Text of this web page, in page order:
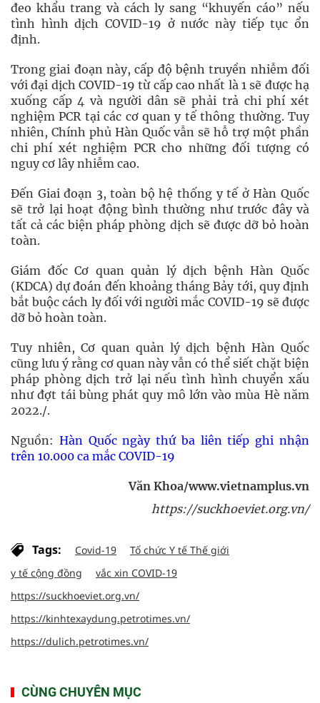
đeo khẩu trang và cách ly sang “khuyến cáo” nếu
tình hình dịch COVID-19 ở nước này tiếp tục ổn
định.
Trong giai đoạn này, cấp độ bệnh truyền nhiễm đối
với đại dịch COVID-19 từ cấp cao nhất là 1 sẽ được hạ
xuống cấp 4 và người dân sẽ phải trả chi phí xét
nghiệm PCR tại các cơ quan y tế thông thường. Tuy
nhiên, Chính phủ Hàn Quốc vẫn sẽ hỗ trợ một phần
chi phí xét nghiệm PCR cho những đối tượng có
nguy cơ lây nhiễm cao.
Đến Giai đoạn 3, toàn bộ hệ thống y tế ở Hàn Quốc
sẽ trở lại hoạt động bình thường như trước đây và
tất cả các biện pháp phòng dịch sẽ được dỡ bỏ hoàn
toàn.
Giám đốc Cơ quan quản lý dịch bệnh Hàn Quốc
(KDCA) dự đoán đến khoảng tháng Bảy tới, quy định
bắt buộc cách ly đối với người mắc COVID-19 sẽ được
dỡ bỏ hoàn toàn.
Tuy nhiên, Cơ quan quản lý dịch bệnh Hàn Quốc
cũng lưu ý rằng cơ quan này vẫn có thể siết chặt biện
pháp phòng dịch trở lại nếu tình hình chuyển xấu
như đợt tái bùng phát quy mô lớn vào mùa Hè năm
2022./.
Nguồn: Hàn Quốc ngày thứ ba liên tiếp ghi nhận
trên 10.000 ca mắc COVID-19
Văn Khoa/www.vietnamplus.vn
https://suckhoeviet.org.vn/
Tags: Covid-19
Tổ chức Y tế Thế giới
y tế cộng đồng
vắc xin COVID-19
https://suckhoeviet.org.vn/
https://kinhtexaydung.petrotimes.vn/
https://dulich.petrotimes.vn/
CÙNG CHUYÊN MỤC